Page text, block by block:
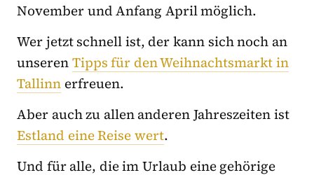
November und Anfang April möglich.
Wer jetzt schnell ist, der kann sich noch an
unserenTipps für den Weihnachtsmarkt in
Tallinn erfreuen.
Aber auch zu allen anderen Jahreszeiten ist
Estland eine Reise wert.
Und für alle, die im Urlaub eine gehörige